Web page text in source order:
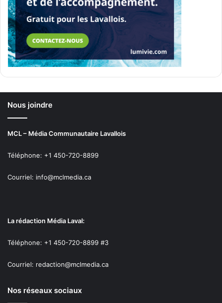
Nous joindre
MCL – Média Communautaire Lavallois
Téléphone: +1 450-720-8899
Courriel: info@mclmedia.ca
La rédaction Média Laval:
Téléphone: +1 450-720-8899 #3
Courriel: redaction@mclmedia.ca
Nos réseaux sociaux